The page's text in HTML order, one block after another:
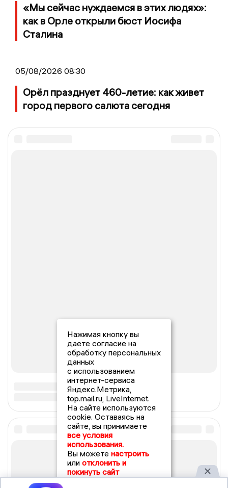
«Мы сейчас нуждаемся в этих людях»:
как в Орле открыли бюст Иосифа
Сталина
05/08/2026 08:30
Орёл празднует 460-летие: как живет
город первого салюта сегодня
Нажимая кнопку вы
даете согласие на
обработку персональных
данных
с использованием
интернет-сервиса
Яндекс.Метрика,
top.mail.ru, LiveInternet.
На сайте используются
cookie. Оставаясь на
сайте, вы принимаете
все условия
использования.
Вы можете настроить
или отклонить и
покинуть сайт